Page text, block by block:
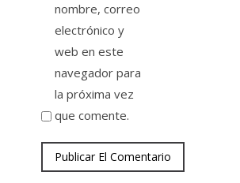
nombre, correo
electrónico y
web en este
navegador para
la próxima vez
que comente.